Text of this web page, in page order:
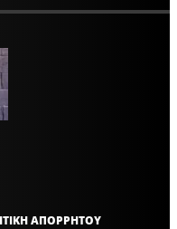
ΑΠΟΡΡΗΤΟΥ